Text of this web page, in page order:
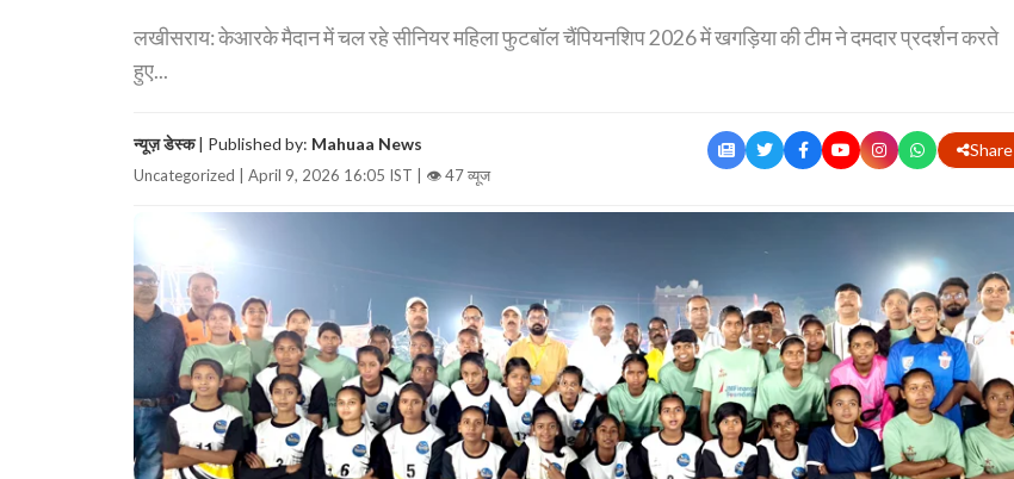
लखीसराय: केआरके मैदान में चल रहे सीनियर महिला फुटबॉल चैंपियनशिप 2026 में खगड़िया की टीम ने दमदार प्रदर्शन करते
हुए...
न्यूज़ डेस्क| Published by: Mahuaa News
Uncategorized | April 9, 2026 16:05 IST | 👁 47 व्यूज
Share